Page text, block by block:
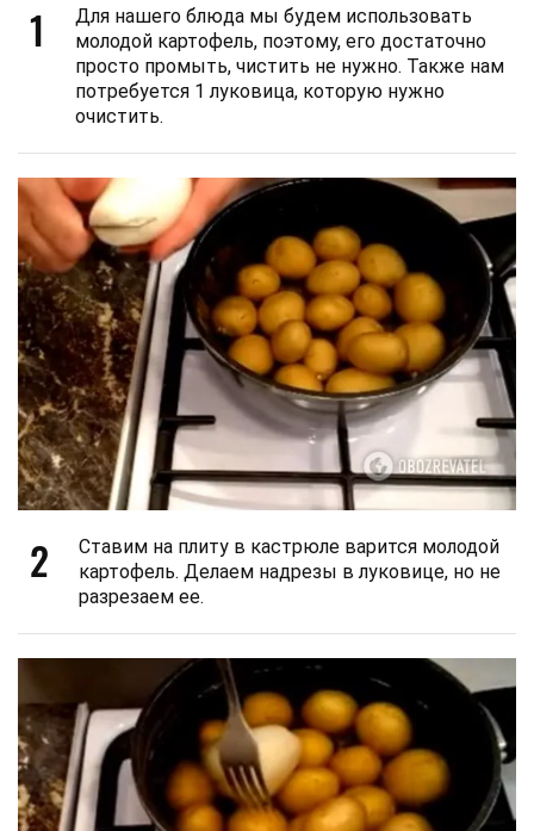
1
Для нашего блюда мы будем использовать
молодой картофель, поэтому, его достаточно
просто промыть, чистить не нужно. Также нам
потребуется 1 луковица, которую нужно
очистить.
2
Ставим на плиту в кастрюле варится молодой
картофель. Делаем надрезы в луковице, но не
разрезаем ее.